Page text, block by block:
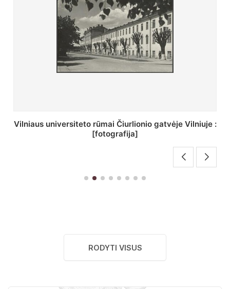
St. Batoro universiteto J. Pilsudskio kolegija :
[fotografija]
RODYTI VISUS